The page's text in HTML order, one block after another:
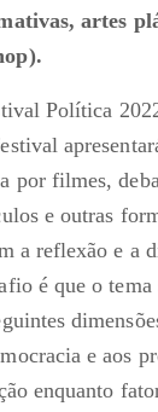
artes
Política
por filmes,
e outras
a reflexão e a
é que o tema
e aos
enquanto